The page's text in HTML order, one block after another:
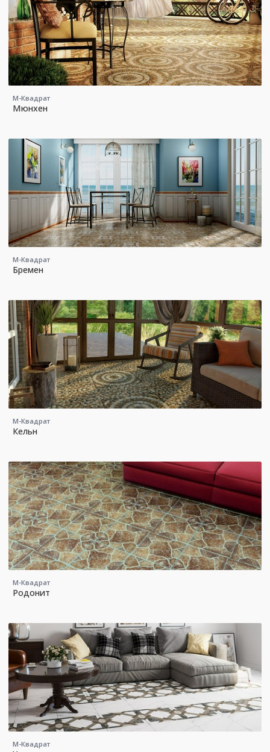
М-Квадрат
Мюнхен
М-Квадрат
Бремен
М-Квадрат
Кельн
М-Квадрат
Родонит
М-Квадрат